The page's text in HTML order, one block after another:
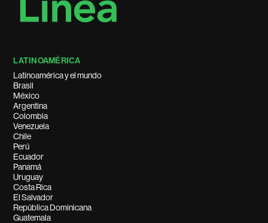
LATINOAMÉRICA
Latinoamérica y el mundo
Brasil
México
Argentina
Colombia
Venezuela
Chile
Perú
Ecuador
Panamá
Uruguay
Costa Rica
El Salvador
República Dominicana
Guatemala